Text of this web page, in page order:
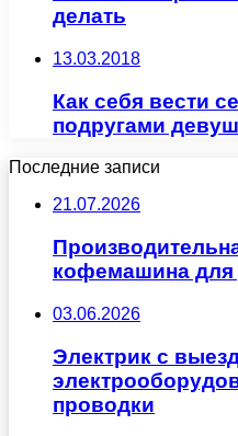
делать
13.03.2018
Как себя вести
подругами
Последние записи
21.07.2026
кофемашина
03.06.2026
Электрик с
проводки